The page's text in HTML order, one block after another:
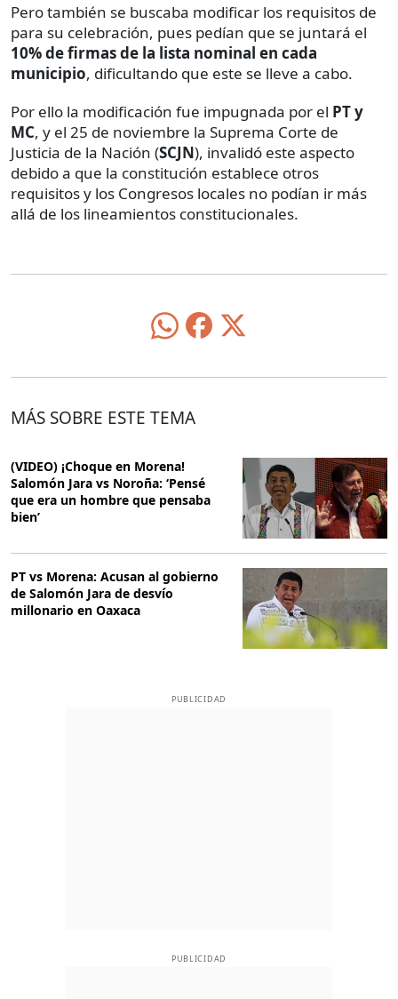
Pero también se buscaba modificar los requisitos de
para su celebración, pues pedían que se juntará el
10% de firmas de la lista nominal en cada
municipio, dificultando que este se lleve a cabo.
Por ello la modificación fue impugnada por el PT y
MC, y el 25 de noviembre la Suprema Corte de
Justicia de la Nación (SCJN), invalidó este aspecto
debido a que la constitución establece otros
requisitos y los Congresos locales no podían ir más
allá de los lineamientos constitucionales.
MÁS SOBRE ESTE TEMA
(VIDEO) ¡Choque en Morena!
Salomón Jara vs Noroña: ‘Pensé
que era un hombre que pensaba
bien’
PT vs Morena: Acusan al gobierno
de Salomón Jara de desvío
millonario en Oaxaca
PUBLICIDAD
PUBLICIDAD